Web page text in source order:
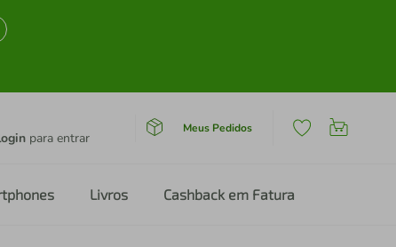
para entrar
Meus Pedidos
Livros Cashback em Fatura